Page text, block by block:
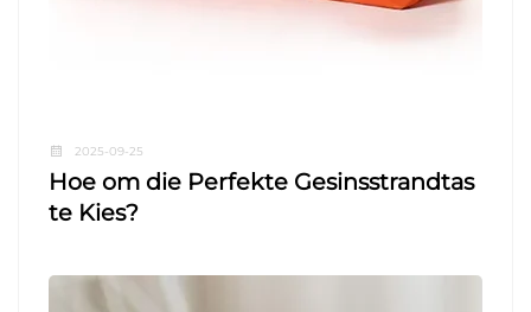
2025-09-25
Hoe om die Perfekte Gesinsstrandtas
te Kies?